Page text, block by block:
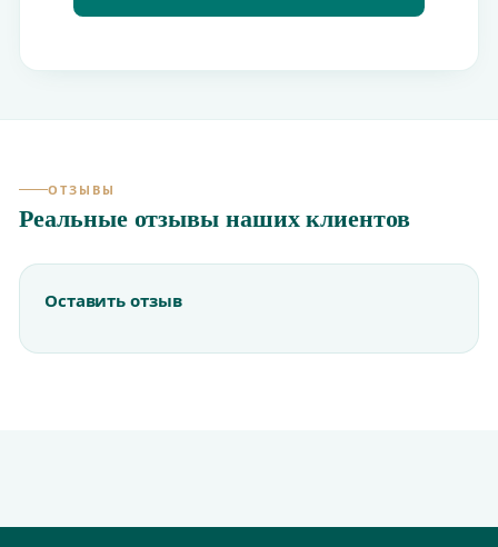
ОТЗЫВЫ
Реальные отзывы наших клиентов
Оставить отзыв